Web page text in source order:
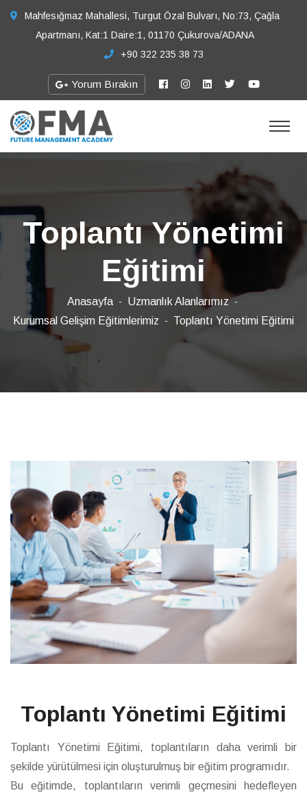
Mahfesığmaz Mahallesi, Turgut Özal Bulvarı, No:73, Çağla
Apartmanı, Kat:1 Daire:1, 01170 Çukurova/ADANA
+90 322 235 38 73
Yorum Bırakın
Toplantı Yönetimi
Eğitimi
Anasayfa
Uzmanlık Alanlarımız
Kurumsal Gelişim Eğitimlerimiz
Toplantı Yönetimi Eğitimi
Toplantı Yönetimi Eğitimi
Toplantı Yönetimi Eğitimi, toplantıların daha verimli bir
şekilde yürütülmesi için oluşturulmuş bir eğitim programıdır.
Bu eğitimde, toplantıların verimli geçmesini hedefleyen